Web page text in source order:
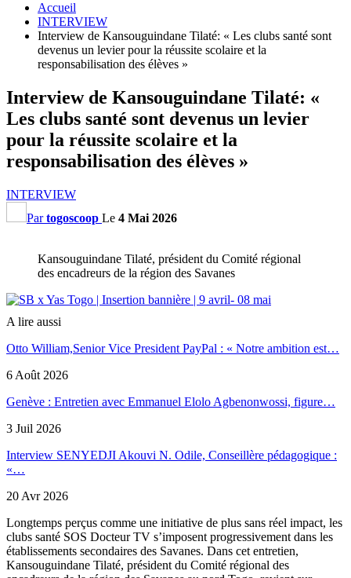
Accueil
INTERVIEW
Interview de Kansouguindane Tilaté: « Les clubs santé sont
devenus un levier pour la réussite scolaire et la
responsabilisation des élèves »
Interview de Kansouguindane Tilaté: «
Les clubs santé sont devenus un levier
pour la réussite scolaire et la
responsabilisation des élèves »
INTERVIEW
Partogoscoop Le 4 Mai 2026
Kansouguindane Tilaté, président du Comité régional
des encadreurs de la région des Savanes
A lire aussi
Otto William,Senior Vice President PayPal : « Notre ambition est…
6 Août 2026
Genève : Entretien avec Emmanuel Elolo Agbenonwossi, figure…
3 Juil 2026
Interview SENYEDJI Akouvi N. Odile, Conseillère pédagogique :
«…
20 Avr 2026
Longtemps perçus comme une initiative de plus sans réel impact, les
clubs santé SOS Docteur TV s’imposent progressivement dans les
établissements secondaires des Savanes. Dans cet entretien,
Kansouguindane Tilaté, président du Comité régional des